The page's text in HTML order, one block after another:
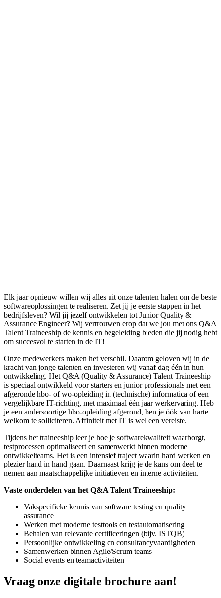
Elk jaar opnieuw willen wij alles uit onze talenten halen om de beste
softwareoplossingen te realiseren. Zet jij je eerste stappen in het
bedrijfsleven? Wil jij jezelf ontwikkelen tot Junior Quality &
Assurance Engineer? Wij vertrouwen erop dat we jou met ons Q&A
Talent Traineeship de kennis en begeleiding bieden die jij nodig hebt
om succesvol te starten in de IT!
Onze medewerkers maken het verschil. Daarom geloven wij in de
kracht van jonge talenten en investeren wij vanaf dag één in hun
ontwikkeling. Het Q&A (Quality & Assurance) Talent Traineeship
is speciaal ontwikkeld voor starters en junior professionals met een
afgeronde hbo- of wo-opleiding in (technische) informatica of een
vergelijkbare IT-richting, met maximaal één jaar werkervaring. Heb
je een andersoortige hbo-opleiding afgerond, ben je óók van harte
welkom te solliciteren. Affiniteit met IT is wel een vereiste.
Tijdens het traineeship leer je hoe je softwarekwaliteit waarborgt,
testprocessen optimaliseert en samenwerkt binnen moderne
ontwikkelteams. Het is een intensief traject waarin hard werken en
plezier hand in hand gaan. Daarnaast krijg je de kans om deel te
nemen aan maatschappelijke initiatieven en interne activiteiten.
Vaste onderdelen van het Q&A Talent Traineeship:
Vakspecifieke kennis van software testing en quality
assurance
Werken met moderne testtools en testautomatisering
Behalen van relevante certificeringen (bijv. ISTQB)
Persoonlijke ontwikkeling en consultancyvaardigheden
Samenwerken binnen Agile/Scrum teams
Social events en teamactiviteiten
Vraag onze digitale brochure aan!